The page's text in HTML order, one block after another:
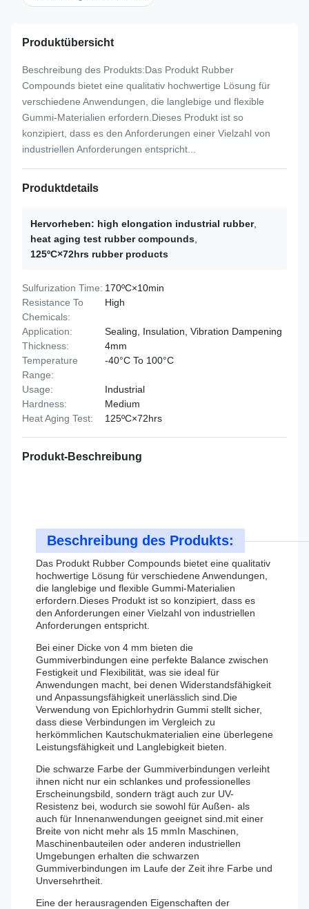
Produktübersicht
Beschreibung des Produkts:Das Produkt Rubber
Compounds bietet eine qualitativ hochwertige Lösung für
verschiedene Anwendungen, die langlebige und flexible
Gummi-Materialien erfordern.Dieses Produkt ist so
konzipiert, dass es den Anforderungen einer Vielzahl von
industriellen Anforderungen entspricht...
Produktdetails
Hervorheben: high elongation industrial rubber,
heat aging test rubber compounds
125ºC×72hrs rubber products
Sulfurization Time: 170ºC×10min
Resistance To
Chemicals:
High
Application:
Sealing, Insulation, Vibration Dampening
Thickness:
4mm
Temperature
Range:
-40°C To 100°C
Usage:
Industrial
Hardness:
Medium
Heat Aging Test:
125ºC×72hrs
Produkt-Beschreibung
Beschreibung des Produkts:
Das Produkt Rubber Compounds bietet eine qualitativ
hochwertige Lösung für verschiedene Anwendungen,
die langlebige und flexible Gummi-Materialien
erfordern.Dieses Produkt ist so konzipiert, dass es
den Anforderungen einer Vielzahl von industriellen
Anforderungen entspricht.
Bei einer Dicke von 4 mm bieten die
Gummiverbindungen eine perfekte Balance zwischen
Festigkeit und Flexibilität, was sie ideal für
Anwendungen macht, bei denen Widerstandsfähigkeit
und Anpassungsfähigkeit unerlässlich sind.Die
Verwendung von Epichlorhydrin Gummi stellt sicher,
dass diese Verbindungen im Vergleich zu
herkömmlichen Kautschukmaterialien eine überlegene
Leistungsfähigkeit und Langlebigkeit bieten.
Die schwarze Farbe der Gummiverbindungen verleiht
ihnen nicht nur ein schlankes und professionelles
Erscheinungsbild, sondern trägt auch zur UV-
Resistenz bei, wodurch sie sowohl für Außen- als
auch für Innenanwendungen geeignet sind.mit einer
Breite von nicht mehr als 15 mmIn Maschinen,
Maschinenbauteilen oder anderen industriellen
Umgebungen erhalten die schwarzen
Gummiverbindungen im Laufe der Zeit ihre Farbe und
Unversehrtheit.
Eine der herausragenden Eigenschaften der